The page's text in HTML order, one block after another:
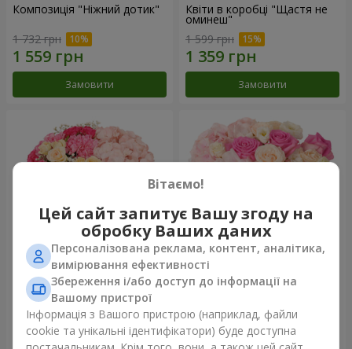
Композиція "Ніжний дотик"
1 732 грн
Замовити
Квіти в коробці "Щастя не
оминеш"
1 599 грн
Замовити
Квіти в коробці "Соломія"
2 066 грн
Композиція "Barbie"
2 479 грн
Вітаємо!
Цей сайт запитує Вашу згоду на
обробку Ваших даних
Персоналізована реклама, контент, аналітика,
вимірювання ефективності
Збереження і/або доступ до інформації на
Вашому пристрої
Інформація з Вашого пристрою (наприклад, файли
cookie та унікальні ідентифікатори) буде доступна